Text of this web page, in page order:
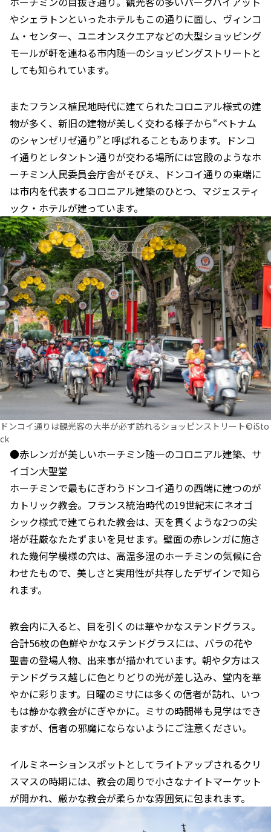
やシェラトンといったホテルもこの通りに面し、ヴィンコ
ム・センター、ユニオンスクエアなどの大型ショッピング
モールが軒を連ねる市内随一のショッピングストリートと
しても知られています。
またフランス植民地時代に建てられたコロニアル様式の建
物が多く、新旧の建物が美しく交わる様子から“ベトナム
のシャンゼリゼ通り”と呼ばれることもあります。ドンコ
イ通りとレタントン通りが交わる場所には宮殿のようなホ
ーチミン人民委員会庁舎がそびえ、ドンコイ通りの東端に
は市内を代表するコロニアル建築のひとつ、マジェスティ
ック・ホテルが建っています。
ドンコイ通りは観光客の大半が必ず訪れるショッピンストリート©iSto
ck
●赤レンガが美しいホーチミン随一のコロニアル建築、サ
イゴン大聖堂
ホーチミンで最もにぎわうドンコイ通りの西端に建つのが
カトリック教会。フランス統治時代の19世紀末にネオゴ
シック様式で建てられた教会は、天を貫くような2つの尖
塔が荘厳なたたずまいを見せます。壁面の赤レンガに施さ
れた幾何学模様の穴は、高温多湿のホーチミンの気候に合
わせたもので、美しさと実用性が共存したデザインで知ら
れます。
教会内に入ると、目を引くのは華やかなステンドグラス。
合計56枚の色鮮やかなステンドグラスには、バラの花や
聖書の登場人物、出来事が描かれています。朝や夕方はス
テンドグラス越しに色とりどりの光が差し込み、堂内を華
やかに彩ります。日曜のミサには多くの信者が訪れ、いつ
もは静かな教会がにぎやかに。ミサの時間帯も見学はでき
ますが、信者の邪魔にならないようにご注意ください。
イルミネーションスポットとしてライトアップされるクリ
スマスの時期には、教会の周りで小さなナイトマーケット
が開かれ、厳かな教会が柔らかな雰囲気に包まれます。